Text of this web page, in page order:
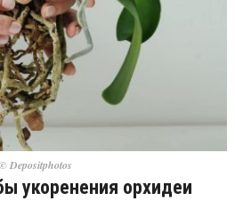
© Depositphotos
укоренения орхидеи